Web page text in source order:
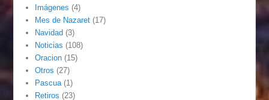
Imágenes (4)
Mes de Nazaret (17)
Navidad (3)
Noticias (108)
Oracion (15)
Otros (27)
Pascua (1)
Retiros (23)